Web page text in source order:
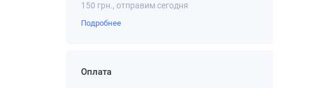
150 грн., отправим сегодня
Подробнее
Оплата